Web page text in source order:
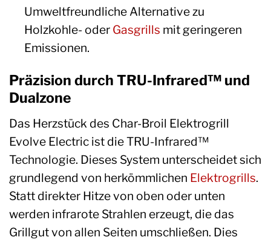
Umweltfreundliche Alternative zu
Holzkohle- oder Gasgrills mit geringeren
Emissionen.
Präzision durch TRU-Infrared™ und
Dualzone
Das Herzstück des Char-Broil Elektrogrill
Evolve Electric ist die TRU-Infrared™
Technologie. Dieses System unterscheidet sich
grundlegend von herkömmlichen Elektrogrills.
Statt direkter Hitze von oben oder unten
werden infrarote Strahlen erzeugt, die das
Grillgut von allen Seiten umschließen. Dies